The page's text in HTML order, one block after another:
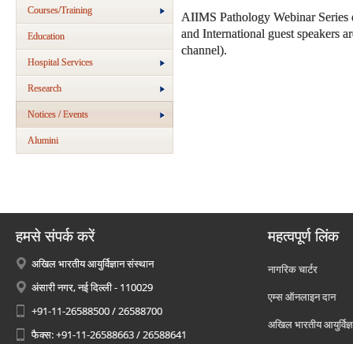
Courses/Training
Education
Hospital Services
Research
Notices / Events
Alumini
AIIMS Pathology Webinar
and International guest speakers
channel).
हमसे संपर्क करें
अखिल भारतीय आयुर्विज्ञान संस्थान
अंसारी नगर, नई दिल्ली - 110029
+91-11-26588500 / 26588700
फैक्स: +91-11-26588663 / 26588641
महत्वपूर्ण लिंक
नागरिक चार्टर
एम्स ऑनलाइन दान
अखिल भारतीय